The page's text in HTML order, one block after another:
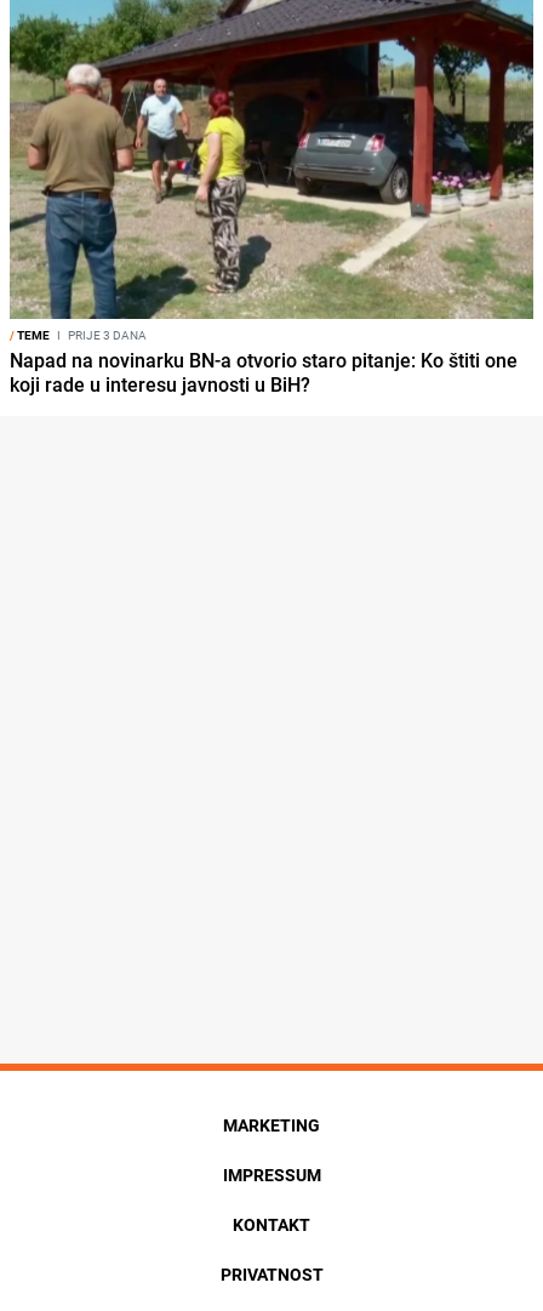
/TEME I PRIJE 3 DANA
Napad na novinarku BN-a otvorio staro pitanje: Ko štiti one
koji rade u interesu javnosti u BiH?
MARKETING
IMPRESSUM
KONTAKT
PRIVATNOST